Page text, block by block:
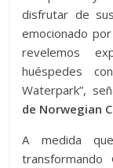
disfrutar de
emocionado
revelemos
huéspedes
Waterpark”,
de Norwegian
A medida que